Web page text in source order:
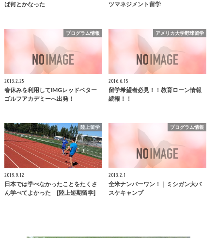
ば何とかなった
ツマネジメント留学
プログラム情報
2013.2.25
春休みを利用してIMGレッドベター
ゴルフアカデミーへ出発！
アメリカ大学野球留学
2016.6.15
留学希望者必見！！教育ローン情報
続報！！
陸上留学
2019.9.12
日本では学べなかったことをたくさ
ん学べてよかった [陸上短期留学]
プログラム情報
2013.2.1
全米ナンバーワン！｜ミシガン大バ
スケキャンプ